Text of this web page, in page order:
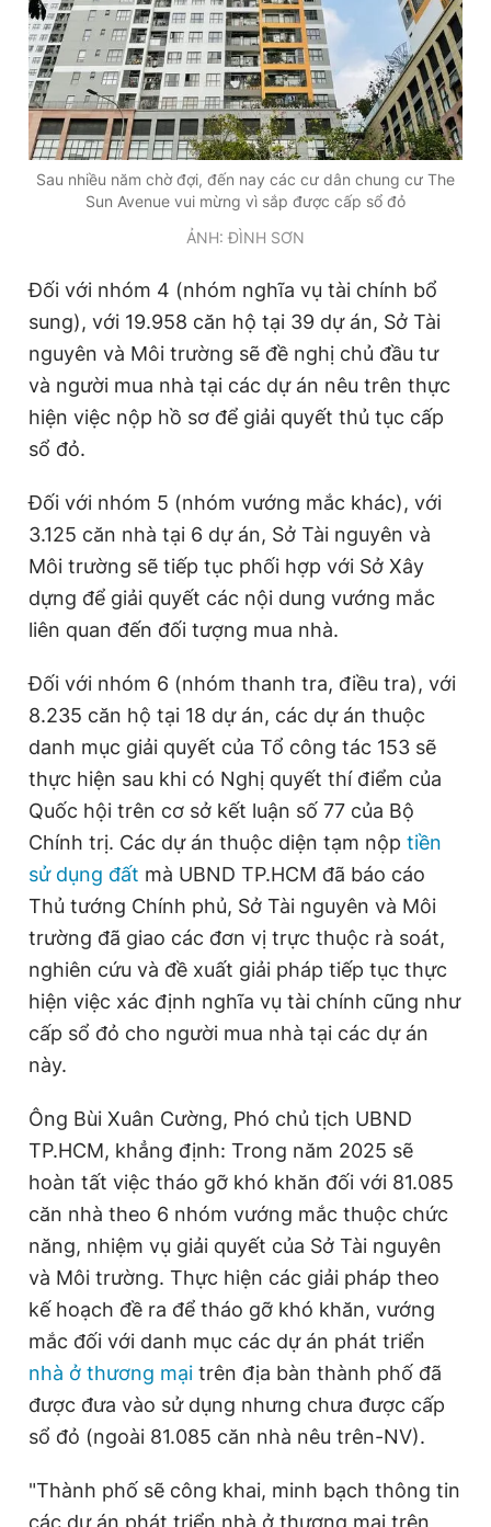
Sau nhiều năm chờ đợi, đến nay các cư dân chung cư The
Sun Avenue vui mừng vì sắp được cấp sổ đỏ
ẢNH: ĐÌNH SƠN
Đối với nhóm 4 (nhóm nghĩa vụ tài chính bổ
sung), với 19.958 căn hộ tại 39 dự án, Sở Tài
nguyên và Môi trường sẽ đề nghị chủ đầu tư
và người mua nhà tại các dự án nêu trên thực
hiện việc nộp hồ sơ để giải quyết thủ tục cấp
sổ đỏ.
Đối với nhóm 5 (nhóm vướng mắc khác), với
3.125 căn nhà tại 6 dự án, Sở Tài nguyên và
Môi trường sẽ tiếp tục phối hợp với Sở Xây
dựng để giải quyết các nội dung vướng mắc
liên quan đến đối tượng mua nhà.
Đối với nhóm 6 (nhóm thanh tra, điều tra), với
8.235 căn hộ tại 18 dự án, các dự án thuộc
danh mục giải quyết của Tổ công tác 153 sẽ
thực hiện sau khi có Nghị quyết thí điểm của
Quốc hội trên cơ sở kết luận số 77 của Bộ
Chính trị. Các dự án thuộc diện tạm nộp tiền
sử dụng đất mà UBND TP.HCM đã báo cáo
Thủ tướng Chính phủ, Sở Tài nguyên và Môi
trường đã giao các đơn vị trực thuộc rà soát,
nghiên cứu và đề xuất giải pháp tiếp tục thực
hiện việc xác định nghĩa vụ tài chính cũng như
cấp sổ đỏ cho người mua nhà tại các dự án
này.
Ông Bùi Xuân Cường, Phó chủ tịch UBND
TP.HCM, khẳng định: Trong năm 2025 sẽ
hoàn tất việc tháo gỡ khó khăn đối với 81.085
căn nhà theo 6 nhóm vướng mắc thuộc chức
năng, nhiệm vụ giải quyết của Sở Tài nguyên
và Môi trường. Thực hiện các giải pháp theo
kế hoạch đề ra để tháo gỡ khó khăn, vướng
mắc đối với danh mục các dự án phát triển
nhà ở thương mại trên địa bàn thành phố đã
được đưa vào sử dụng nhưng chưa được cấp
sổ đỏ (ngoài 81.085 căn nhà nêu trên-NV).
"Thành phố sẽ công khai, minh bạch thông tin
các dự án phát triển nhà ở thương mại trên